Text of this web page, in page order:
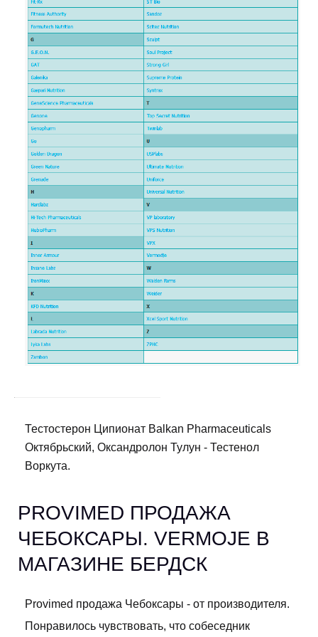
Тестостерон Ципионат Balkan Pharmaceuticals
Октябрьский, Оксандролон Тулун - Тестенол
Воркута.
PROVIMED ПРОДАЖА
ЧЕБОКСАРЫ. VERMOJE В
МАГАЗИНЕ БЕРДСК
Provimed продажа Чебоксары - от производителя.
Понравилось чувствовать, что собеседник